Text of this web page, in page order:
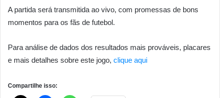
A partida será transmitida ao vivo, com promessas de bons
momentos para os fãs de futebol.
Para análise de dados dos resultados mais prováveis, placares
e mais detalhes sobre este jogo, clique aqui
Compartilhe isso: